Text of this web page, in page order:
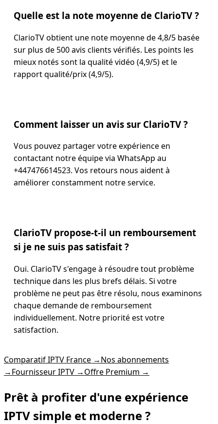
Quelle est la note moyenne de ClarioTV ?
ClarioTV obtient une note moyenne de 4,8/5 basée
sur plus de 500 avis clients vérifiés. Les points les
mieux notés sont la qualité vidéo (4,9/5) et le
rapport qualité/prix (4,9/5).
Comment laisser un avis sur ClarioTV ?
Vous pouvez partager votre expérience en
contactant notre équipe via WhatsApp au
+447476614523. Vos retours nous aident à
améliorer constamment notre service.
ClarioTV propose-t-il un remboursement
si je ne suis pas satisfait ?
Oui. ClarioTV s'engage à résoudre tout problème
technique dans les plus brefs délais. Si votre
problème ne peut pas être résolu, nous examinons
chaque demande de remboursement
individuellement. Notre priorité est votre
satisfaction.
Comparatif IPTV France →Nos abonnements
→Fournisseur IPTV →Offre Premium →
Prêt à profiter d'une expérience
IPTV simple et moderne ?